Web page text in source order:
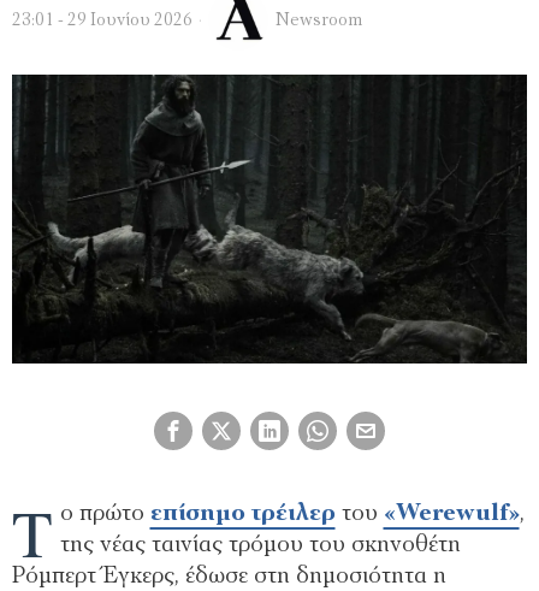
23:01 - 29 Ιουνίου 2026 Newsroom
Τ ο πρώτο επίσημο τρέιλερ του «Werewulf»,
της νέας ταινίας τρόμου του σκηνοθέτη
Ρόμπερτ Έγκερς, έδωσε στη δημοσιότητα η